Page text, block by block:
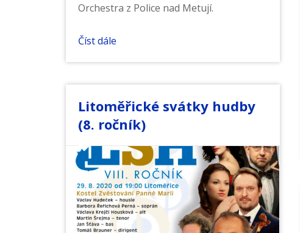
Orchestra z Police nad Metují.
Číst dále
Litoměřické svátky hudby
(8. ročník)